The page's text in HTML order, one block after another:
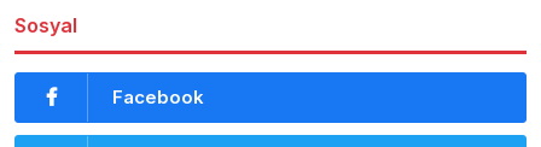
Sosyal
Facebook